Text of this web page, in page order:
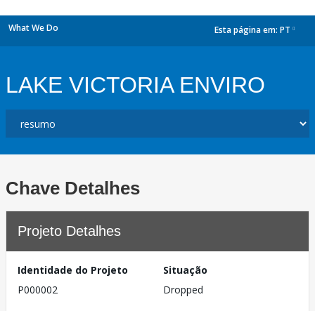
What We Do Esta página em: PT
LAKE VICTORIA ENVIRO
Chave Detalhes
Projeto Detalhes
Identidade do Projeto
P000002
Situação
Dropped